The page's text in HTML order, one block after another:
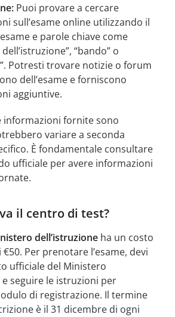
Puoi provare a cercare
sull’esame online utilizzando il
e parole chiave come
“bando” o
Potresti trovare notizie o forum
dell’esame e forniscono
aggiuntive.
informazioni fornite sono
variare a seconda
È fondamentale consultare
ufficiale per avere informazioni
il centro di test?
dell’istruzione ha un costo
Per prenotare l’esame, devi
ufficiale del Ministero
e seguire le istruzioni per
di registrazione. Il termine
è il 31 dicembre di ogni